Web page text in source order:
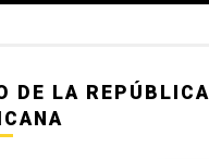
DE LA REPÚBLICA